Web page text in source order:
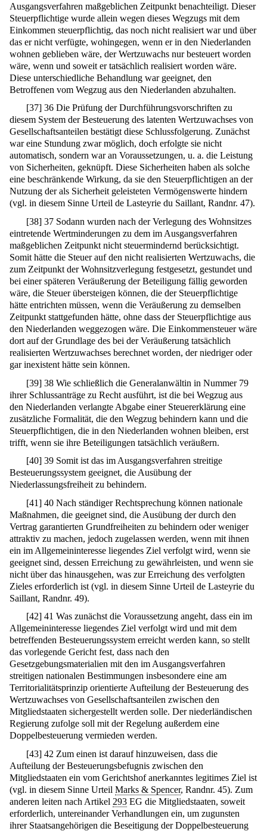
Ausgangsverfahren maßgeblichen Zeitpunkt benachteiligt. Dieser
Steuerpflichtige wurde allein wegen dieses Wegzugs mit dem
Einkommen steuerpflichtig, das noch nicht realisiert war und über
das er nicht verfügte, wohingegen, wenn er in den Niederlanden
wohnen geblieben wäre, der Wertzuwachs nur besteuert worden
wäre, wenn und soweit er tatsächlich realisiert worden wäre.
Diese unterschiedliche Behandlung war geeignet, den
Betroffenen vom Wegzug aus den Niederlanden abzuhalten.
[37] 36 Die Prüfung der Durchführungsvorschriften zu
diesem System der Besteuerung des latenten Wertzuwachses von
Gesellschaftsanteilen bestätigt diese Schlussfolgerung. Zunächst
war eine Stundung zwar möglich, doch erfolgte sie nicht
automatisch, sondern war an Voraussetzungen, u. a. die Leistung
von Sicherheiten, geknüpft. Diese Sicherheiten haben als solche
eine beschränkende Wirkung, da sie den Steuerpflichtigen an der
Nutzung der als Sicherheit geleisteten Vermögenswerte hindern
(vgl. in diesem Sinne Urteil de Lasteyrie du Saillant, Randnr. 47).
[38] 37 Sodann wurden nach der Verlegung des Wohnsitzes
eintretende Wertminderungen zu dem im Ausgangsverfahren
maßgeblichen Zeitpunkt nicht steuermindernd berücksichtigt.
Somit hätte die Steuer auf den nicht realisierten Wertzuwachs, die
zum Zeitpunkt der Wohnsitzverlegung festgesetzt, gestundet und
bei einer späteren Veräußerung der Beteiligung fällig geworden
wäre, die Steuer übersteigen können, die der Steuerpflichtige
hätte entrichten müssen, wenn die Veräußerung zu demselben
Zeitpunkt stattgefunden hätte, ohne dass der Steuerpflichtige aus
den Niederlanden weggezogen wäre. Die Einkommensteuer wäre
dort auf der Grundlage des bei der Veräußerung tatsächlich
realisierten Wertzuwachses berechnet worden, der niedriger oder
gar inexistent hätte sein können.
[39] 38 Wie schließlich die Generalanwältin in Nummer 79
ihrer Schlussanträge zu Recht ausführt, ist die bei Wegzug aus
den Niederlanden verlangte Abgabe einer Steuererklärung eine
zusätzliche Formalität, die den Wegzug behindern kann und die
Steuerpflichtigen, die in den Niederlanden wohnen bleiben, erst
trifft, wenn sie ihre Beteiligungen tatsächlich veräußern.
[40] 39 Somit ist das im Ausgangsverfahren streitige
Besteuerungssystem geeignet, die Ausübung der
Niederlassungsfreiheit zu behindern.
[41] 40 Nach ständiger Rechtsprechung können nationale
Maßnahmen, die geeignet sind, die Ausübung der durch den
Vertrag garantierten Grundfreiheiten zu behindern oder weniger
attraktiv zu machen, jedoch zugelassen werden, wenn mit ihnen
ein im Allgemeininteresse liegendes Ziel verfolgt wird, wenn sie
geeignet sind, dessen Erreichung zu gewährleisten, und wenn sie
nicht über das hinausgehen, was zur Erreichung des verfolgten
Zieles erforderlich ist (vgl. in diesem Sinne Urteil de Lasteyrie du
Saillant, Randnr. 49).
[42] 41 Was zunächst die Voraussetzung angeht, dass ein im
Allgemeininteresse liegendes Ziel verfolgt wird und mit dem
betreffenden Besteuerungssystem erreicht werden kann, so stellt
das vorlegende Gericht fest, dass nach den
Gesetzgebungsmaterialien mit den im Ausgangsverfahren
streitigen nationalen Bestimmungen insbesondere eine am
Territorialitätsprinzip orientierte Aufteilung der Besteuerung des
Wertzuwachses von Gesellschaftsanteilen zwischen den
Mitgliedstaaten sichergestellt werden solle. Der niederländischen
Regierung zufolge soll mit der Regelung außerdem eine
Doppelbesteuerung vermieden werden.
[43] 42 Zum einen ist darauf hinzuweisen, dass die
Aufteilung der Besteuerungsbefugnis zwischen den
Mitgliedstaaten ein vom Gerichtshof anerkanntes legitimes Ziel ist
(vgl. in diesem Sinne Urteil Marks & Spencer, Randnr. 45). Zum
anderen leiten nach Artikel 293 EG die Mitgliedstaaten, soweit
erforderlich, untereinander Verhandlungen ein, um zugunsten
ihrer Staatsangehörigen die Beseitigung der Doppelbesteuerung